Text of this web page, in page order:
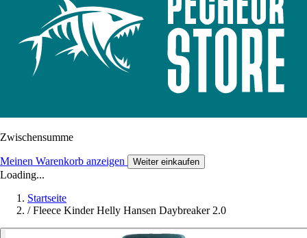
Zwischensumme
Meinen Warenkorb anzeigen Weiter einkaufen
Loading...
Startseite
/ Fleece Kinder Helly Hansen Daybreaker 2.0